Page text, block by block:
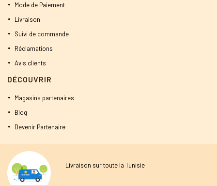
Mode de Paiement
Livraison
Suivi de commande
Réclamations
Avis clients
DÉCOUVRIR
Magasins partenaires
Blog
Devenir Partenaire
Livraison sur toute la Tunisie